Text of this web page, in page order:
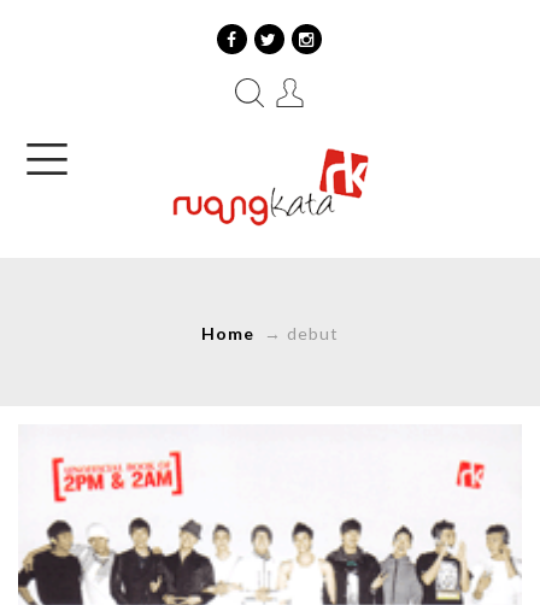
Home → debut